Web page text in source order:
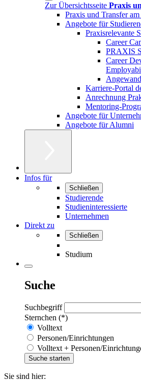
Zur Übersichtsseite Praxis
Praxis und Transfer
Angebote für
Praxisrelevante
Career
PRAXIS
Career
Karriere-Portal
Anrechnung
Mentoring-
Angebote für
Angebote für Alumni
Infos für
Schließen
Studierende
Studieninteressierte
Unternehmen
Direkt zu
Schließen
Studium
Suche
Suchbegriff
Sternchen (*)
Volltext
Personen/Einrichtungen
Volltext + Personen/
Sie sind hier: